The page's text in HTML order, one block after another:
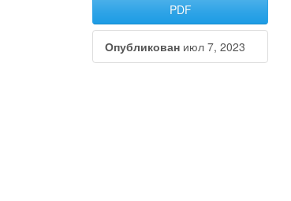
PDF
Опубликован июл 7, 2023